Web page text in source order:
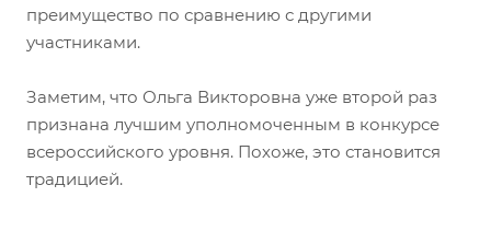
преимущество по сравнению с другими
участниками.
Заметим, что Ольга Викторовна уже второй раз
признана лучшим уполномоченным в конкурсе
всероссийского уровня. Похоже, это становится
традицией.